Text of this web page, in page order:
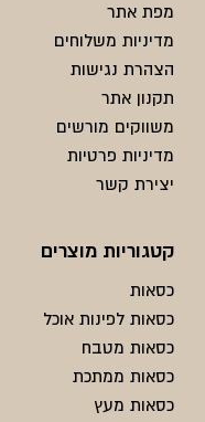
מפת אתר
מדיניות משלוחים
הצהרת נגישות
תקנון אתר
משווקים מורשים
מדיניות פרטיות
יצירת קשר
קטגוריות מוצרים
כסאות
כסאות לפינות אוכל
כסאות מטבח
כסאות ממתכת
כסאות מעץ